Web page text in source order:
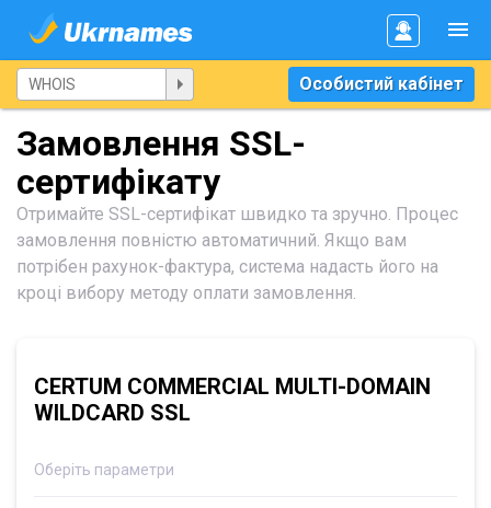
Особистий кабінет
Замовлення SSL-
сертифікату
Отримайте SSL-сертифікат швидко та зручно. Процес
замовлення повністю автоматичний. Якщо вам
потрібен рахунок-фактура, система надасть його на
кроці вибору методу оплати замовлення.
CERTUM COMMERCIAL MULTI-DOMAIN
WILDCARD SSL
Оберіть параметри